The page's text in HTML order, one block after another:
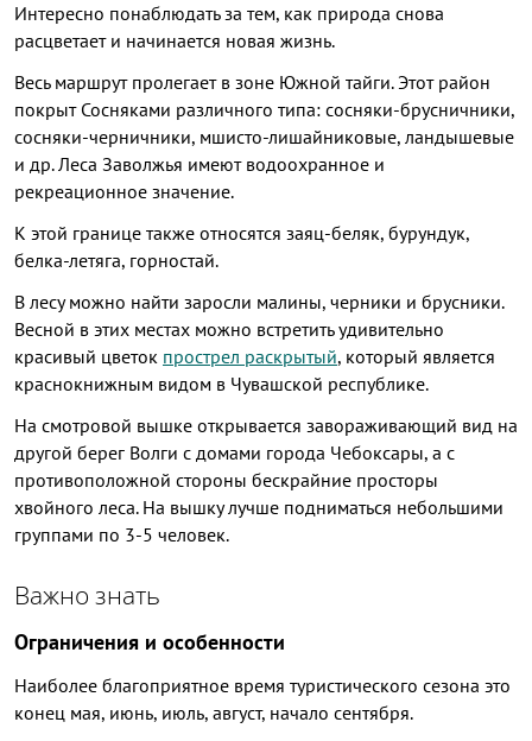
Интересно понаблюдать за тем, как природа снова
расцветает и начинается новая жизнь.
Весь маршрут пролегает в зоне Южной тайги. Этот район
покрыт Сосняками различного типа: сосняки-брусничники,
сосняки-черничники, мшисто-лишайниковые, ландышевые
и др. Леса Заволжья имеют водоохранное и
рекреационное значение.
К этой границе также относятся заяц-беляк, бурундук,
белка-летяга, горностай.
В лесу можно найти заросли малины, черники и брусники.
Весной в этих местах можно встретить удивительно
красивый цветок прострел раскрытый, который является
краснокнижным видом в Чувашской республике.
На смотровой вышке открывается завораживающий вид на
другой берег Волги с домами города Чебоксары, а с
противоположной стороны бескрайние просторы
хвойного леса. На вышку лучше подниматься небольшими
группами по 3-5 человек.
Важно знать
Ограничения и особенности
Наиболее благоприятное время туристического сезона это
конец мая, июнь, июль, август, начало сентября.